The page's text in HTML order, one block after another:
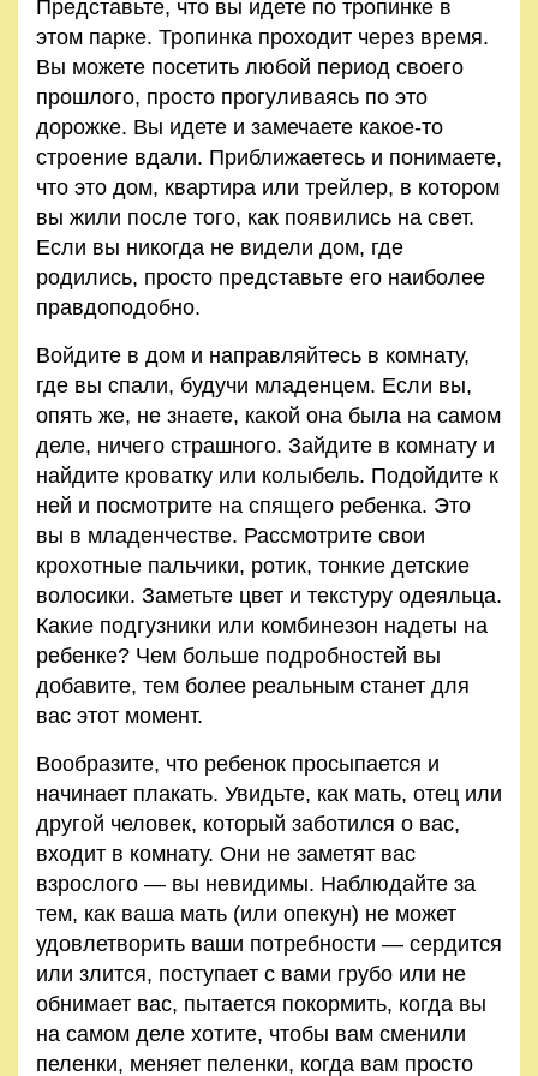
Представьте, что вы идете по тропинке в
этом парке. Тро­пинка проходит через время.
Вы можете посетить любой период своего
прошлого, просто прогуливаясь по это
дорожке. Вы идете и замечаете какое-то
строение вдали. Приближа­етесь и понимаете,
что это дом, квартира или трейлер, в ко­тором
вы жили после того, как появились на свет.
Если вы никогда не видели дом, где
родились, просто представьте его наиболее
правдоподобно.
Войдите в дом и направляйтесь в комнату,
где вы спали, будучи младенцем. Если вы,
опять же, не знаете, какой она была на самом
деле, ничего страшного. Зайдите в комнату и
найдите кроватку или колыбель. Подойдите к
ней и посмо­трите на спящего ребенка. Это
вы в младенчестве. Рассмотрите свои
крохотные пальчики, ротик, тонкие детские
воло­сики. Заметьте цвет и текстуру одеяльца.
Какие подгузники или комбинезон надеты на
ребенке? Чем больше подробностей вы
добавите, тем более реальным станет для
вас этот момент.
Вообразите, что ребенок просыпается и
начинает плакать. Увидьте, как мать, отец или
другой человек, который забо­тился о вас,
входит в комнату. Они не заметят вас
взросло­го — вы невидимы. Наблюдайте за
тем, как ваша мать (или опекун) не может
удовлетворить ваши потребности — сердит­ся
или злится, поступает с вами грубо или не
обнимает вас, пытается покормить, когда вы
на самом деле хотите, чтобы вам сменили
пеленки, меняет пеленки, когда вам просто